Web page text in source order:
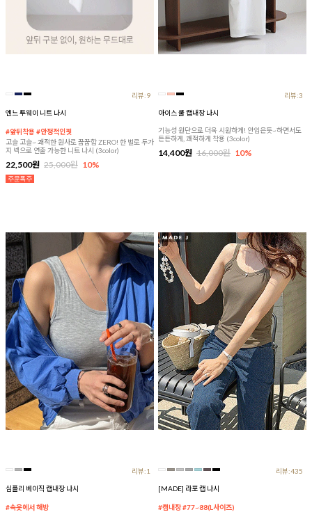
리뷰:9
엔느 투웨이 니트 나시
#앞뒤착용 #안정적인핏
고슬 고슬~ 쾌적한 원사로 꿉꿉함 ZERO! 한 벌로 두가
지 넥으로 연출 가능한 니트 나시 (3color)
22,500원 25,000원 10%
리뷰:3
아이스 쿨 캡내장 나시
기능성 원단으로 더욱 시원하게! 안입은듯~하면서도
든든하게, 쾌적하게 착용 (3color)
14,400원 16,000원 10%
리뷰:1
심플리 베이직 캡내장 나시
#속옷에서 해방
리뷰:435
[MADE] 라포 캡 나시
#캡내장 #77~88(L사이즈)